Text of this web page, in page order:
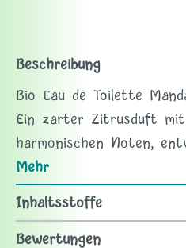
Beschreibung
Bio Eau de Toilette
Ein zarter Zitrusduft mit
harmonischen Noten,
Mehr
Inhaltsstoffe
Bewertungen